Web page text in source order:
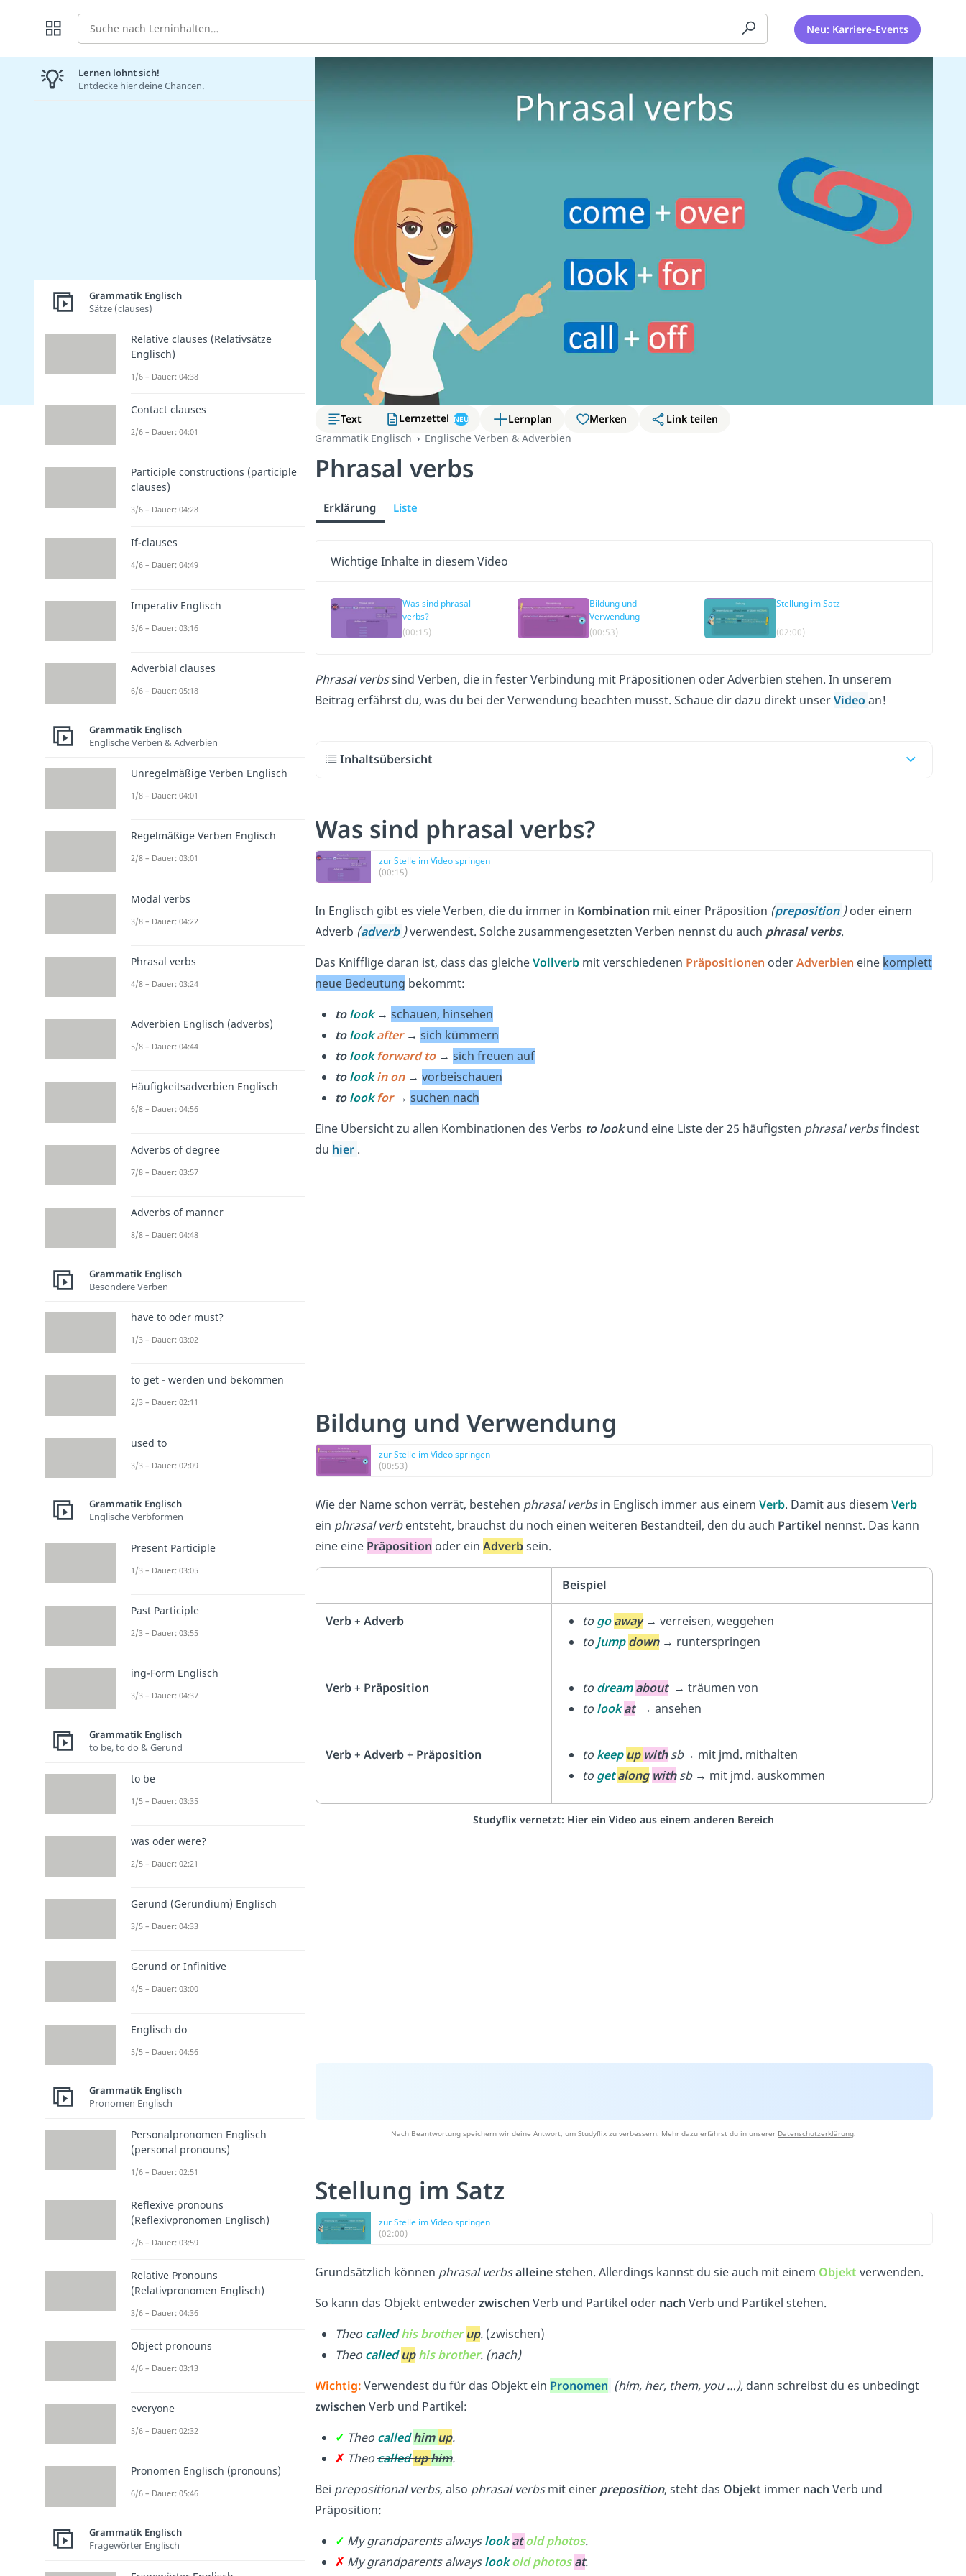
Suche Neu: Karriere-Events
Text Lernzettel NEU Lernplan Merken
Link teilen
Grammatik Englisch
Englische Verben & Adverbien
Phrasal verbs
Erklärung Liste
Wichtige Inhalte in diesem Video
Was sind phrasal
verbs?
(00:15)
Bildung und
Verwendung
(00:53)
Stellung im Satz
(02:00)
Phrasal verbssind Verben, die in fester Verbindung mit Präpositionen oder Adverbien stehen. In unserem
Beitrag erfährst du, was du bei der Verwendung beachten musst. Schaue dir dazu direkt unserVideo an!
Inhaltsübersicht
Was sind phrasal verbs?
zur Stelle im Video springen
(00:15)
In Englisch gibt es viele Verben, die du immer in Kombination mit einer Präposition (preposition )oder einem
Adverb (adverb )verwendest. Solche zusammengesetzten Verben nennst du auch phrasal verbs.
Das Knifflige daran ist, dass das gleicheVollverbmit verschiedenen Präpositionen oderAdverbien eine komplett
neue Bedeutung bekommt:
tolook→ schauen, hinsehen
tolook after→ sich kümmern
tolook forward to→ sich freuen auf
tolookin on → vorbeischauen
tolook for→ suchen nach
Eine Übersicht zu allen Kombinationen des Verbs to lookund eine Liste der 25 häufigsten phrasal verbsfindest
du hier .
Bildung und Verwendung
zur Stelle im Video springen
(00:53)
Wie der Name schon verrät, bestehen phrasal verbsin Englisch immer aus einem Verb. Damit aus diesem Verb
ein phrasal verbentsteht, brauchst du noch einen weiteren Bestandteil, den du auch Partikel nennst. Das kann
eine eine Präposition oder ein Adverbsein.
Beispiel
Verb+ Adverb to go away→ verreisen, weggehen
to jump down→ runterspringen
Verb+ Präposition to dream about→ träumen von
tolook at→ ansehen
Verb+ Adverb+ Präposition to keepup withsb→ mit jmd. mithalten
to get along withsb → mit jmd. auskommen
Studyflix vernetzt: Hier ein Video aus einem anderen Bereich
Nach Beantwortung speichern wir deine Antwort, um Studyflix zu verbessern. Mehr dazu erfährst du in unserer Datenschutzerklärung.
Stellung im Satz
zur Stelle im Video springen
(02:00)
Grundsätzlich können phrasal verbs alleinestehen. Allerdings kannst du sie auch mit einem Objekt verwenden.
So kann das Objekt entwederzwischen Verb und Partikel oder nach Verb und Partikel stehen.
Theo called his brother up. (zwischen)
Theo called up his brother. (nach)
Wichtig:Verwendest du für das Objekt ein Pronomen (him, her, them, you …), dann schreibst du es unbedingt
zwischen Verb und Partikel:
✓ Theo called himup.
✗ Theocalleduphim.
Bei prepositional verbs, also phrasal verbsmit einer preposition, steht das Objekt immer nach Verb und
Präposition:
✓ My grandparents alwayslook at old photos.
✗ My grandparents alwayslookold photosat.
Lernen lohnt sich!
Entdecke hier deine Chancen.
Grammatik Englisch
Sätze (clauses)
Relative clauses (Relativsätze
Englisch)
1/6 – Dauer: 04:38
Contact clauses
2/6 – Dauer: 04:01
Participle constructions (participle
clauses)
3/6 – Dauer: 04:28
If-clauses
4/6 – Dauer: 04:49
Imperativ Englisch
5/6 – Dauer: 03:16
Adverbial clauses
6/6 – Dauer: 05:18
Grammatik Englisch
Englische Verben & Adverbien
Unregelmäßige Verben Englisch
1/8 – Dauer: 04:01
Regelmäßige Verben Englisch
2/8 – Dauer: 03:01
Modal verbs
3/8 – Dauer: 04:22
Phrasal verbs
4/8 – Dauer: 03:24
Adverbien Englisch (adverbs)
5/8 – Dauer: 04:44
Häufigkeitsadverbien Englisch
6/8 – Dauer: 04:56
Adverbs of degree
7/8 – Dauer: 03:57
Adverbs of manner
8/8 – Dauer: 04:48
Grammatik Englisch
Besondere Verben
have to oder must?
1/3 – Dauer: 03:02
to get - werden und bekommen
2/3 – Dauer: 02:11
used to
3/3 – Dauer: 02:09
Grammatik Englisch
Englische Verbformen
Present Participle
1/3 – Dauer: 03:05
Past Participle
2/3 – Dauer: 03:55
ing-Form Englisch
3/3 – Dauer: 04:37
Grammatik Englisch
to be, to do & Gerund
to be
1/5 – Dauer: 03:35
was oder were?
2/5 – Dauer: 02:21
Gerund (Gerundium) Englisch
3/5 – Dauer: 04:33
Gerund or Infinitive
4/5 – Dauer: 03:00
Englisch do
5/5 – Dauer: 04:56
Grammatik Englisch
Pronomen Englisch
Personalpronomen Englisch
(personal pronouns)
1/6 – Dauer: 02:51
Reflexive pronouns
(Reflexivpronomen Englisch)
2/6 – Dauer: 03:59
Relative Pronouns
(Relativpronomen Englisch)
3/6 – Dauer: 04:36
Object pronouns
4/6 – Dauer: 03:13
everyone
5/6 – Dauer: 02:32
Pronomen Englisch (pronouns)
6/6 – Dauer: 05:46
Grammatik Englisch
Fragewörter Englisch